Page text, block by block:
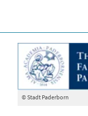
© Stadt Paderborn